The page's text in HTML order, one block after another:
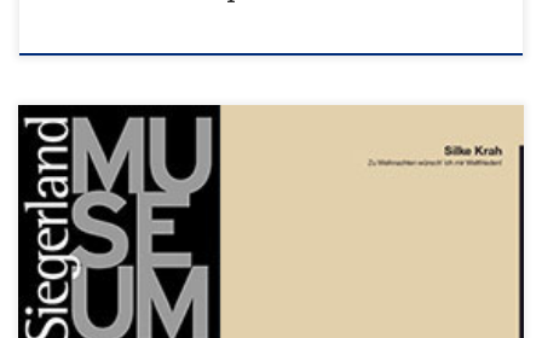
Zu Weihnachten wünsche ich mir Weltfrieden